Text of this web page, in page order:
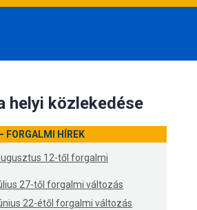
helyi közlekedése
FORGALMI HÍREK
12-től forgalmi
27-től forgalmi változás
22-étől forgalmi változás